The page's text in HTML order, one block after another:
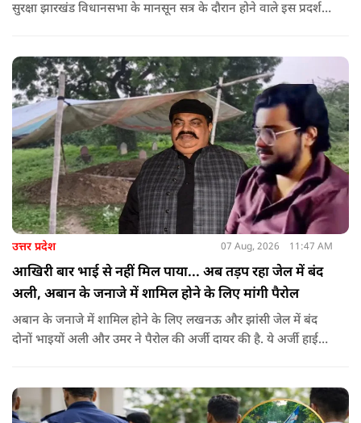
सुरक्षा झारखंड विधानसभा के मानसून सत्र के दौरान होने वाले इस प्रदर्शन
जनाधिकार महासभा के आह्वान पर आयोजित किया जा रहा है.
उत्तर प्रदेश 07 Aug, 2026 11:47 AM
आखिरी बार भाई से नहीं मिल पाया... अब तड़प रहा जेल में बंद
अली, अबान के जनाजे में शामिल होने के लिए मांगी पैरोल
अबान के जनाजे में शामिल होने के लिए लखनऊ और झांसी जेल में बंद
दोनों भाइयों अली और उमर ने पैरोल की अर्जी दायर की है. ये अर्जी हाई